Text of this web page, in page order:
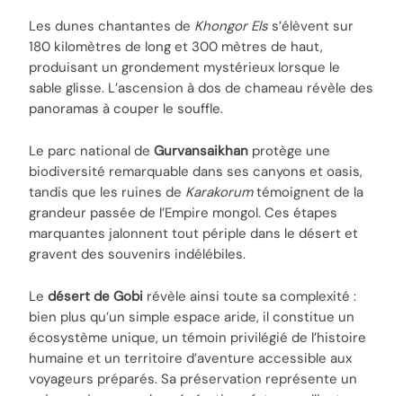
Les dunes chantantes de Khongor Els s’élèvent sur
180 kilomètres de long et 300 mètres de haut,
produisant un grondement mystérieux lorsque le
sable glisse. L’ascension à dos de chameau révèle des
panoramas à couper le souffle.
Le parc national deGurvansaikhan protège une
biodiversité remarquable dans ses canyons et oasis,
tandis que les ruines de Karakorumtémoignent de la
grandeur passée de l’Empire mongol. Ces étapes
marquantes jalonnent tout périple dans le désert et
gravent des souvenirs indélébiles.
Ledésert de Gobi révèle ainsi toute sa complexité :
bien plus qu’un simple espace aride, il constitue un
écosystème unique, un témoin privilégié de l’histoire
humaine et un territoire d’aventure accessible aux
voyageurs préparés. Sa préservation représente un